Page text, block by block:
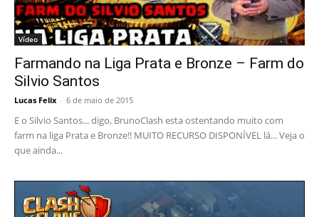
Vídeo
Farmando na Liga Prata e Bronze – Farm do
Silvio Santos
Lucas Felix - 6 de maio de 2015
E o Silvio Santos... digo, BrunoClash esta ostentando muito com
farm na liga Prata e Bronze!! MUITO RECURSO DISPONÍVEL lá... Veja o
que ainda...